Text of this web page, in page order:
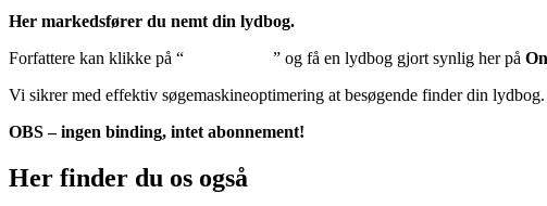
Her markedsfører du nemt din lydbog.
Forfattere kan klikke på “
” og få en lydbog gjort synlig her på
Vi sikrer med effektiv søgemaskineoptimering at besøgende finder din lydbog.
OBS – ingen binding, intet abonnement!
Her finder du os også